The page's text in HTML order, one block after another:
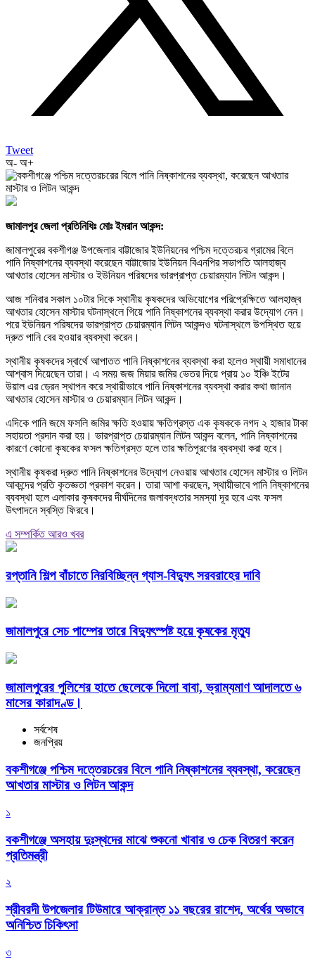
Tweet
অ- অ+
জামালপুর জেলা প্রতিনিধিঃ মোঃ ইমরান আকন্দ:
জামালপুরের বকশীগঞ্জ উপজেলার বাট্টাজোর ইউনিয়নের পশ্চিম দত্তেরচর গ্রামের বিলে
পানি নিষ্কাশনের ব্যবস্থা করেছেন বাট্টাজোর ইউনিয়ন বিএনপির সভাপতি আলহাজ্ব
আখতার হোসেন মাস্টার ও ইউনিয়ন পরিষদের ভারপ্রাপ্ত চেয়ারম্যান লিটন আকন্দ।
আজ শনিবার সকাল ১০টার দিকে স্থানীয় কৃষকদের অভিযোগের পরিপ্রেক্ষিতে আলহাজ্ব
আখতার হোসেন মাস্টার ঘটনাস্থলে গিয়ে পানি নিষ্কাশনের ব্যবস্থা করার উদ্যোগ নেন।
পরে ইউনিয়ন পরিষদের ভারপ্রাপ্ত চেয়ারম্যান লিটন আকন্দও ঘটনাস্থলে উপস্থিত হয়ে
দ্রুত পানি বের হওয়ার ব্যবস্থা করেন।
স্থানীয় কৃষকদের স্বার্থে আপাতত পানি নিষ্কাশনের ব্যবস্থা করা হলেও স্থায়ী সমাধানের
আশ্বাস দিয়েছেন তারা। এ সময় জজ মিয়ার জমির ভেতর দিয়ে প্রায় ১০ ইঞ্চি ইটের
উয়াল এর ড্রেন স্থাপন করে স্থায়ীভাবে পানি নিষ্কাশনের ব্যবস্থা করার কথা জানান
আখতার হোসেন মাস্টার ও চেয়ারম্যান লিটন আকন্দ।
এদিকে পানি জমে ফসলি জমির ক্ষতি হওয়ায় ক্ষতিগ্রস্ত এক কৃষককে নগদ ২ হাজার টাকা
সহায়তা প্রদান করা হয়। ভারপ্রাপ্ত চেয়ারম্যান লিটন আকন্দ বলেন, পানি নিষ্কাশনের
কারণে কোনো কৃষকের ফসল ক্ষতিগ্রস্ত হলে তার ক্ষতিপূরণের ব্যবস্থা করা হবে।
স্থানীয় কৃষকরা দ্রুত পানি নিষ্কাশনের উদ্যোগ নেওয়ায় আখতার হোসেন মাস্টার ও লিটন
আকন্দের প্রতি কৃতজ্ঞতা প্রকাশ করেন। তারা আশা করছেন, স্থায়ীভাবে পানি নিষ্কাশনের
ব্যবস্থা হলে এলাকার কৃষকদের দীর্ঘদিনের জলাবদ্ধতার সমস্যা দূর হবে এবং ফসল
উৎপাদনে স্বস্তি ফিরবে।
এ সম্পর্কিত আরও খবর
রপ্তানি শিল্প বাঁচাতে নিরবিচ্ছিন্ন গ্যাস-বিদ্যুৎ সরবরাহের দাবি
জামালপুরে সেচ পাম্পের তারে বিদ্যুৎস্পষ্ট হয়ে কৃষকের মৃত্যু
জামালপুরের পুলিশের হাতে ছেলেকে দিলো বাবা, ভ্রাম্যমাণ আদালতে ৬
মাসের কারাদণ্ড।
সর্বশেষ
জনপ্রিয়
বকশীগঞ্জে পশ্চিম দত্তেরচরের বিলে পানি নিষ্কাশনের ব্যবস্থা, করেছেন
আখতার মাস্টার ও লিটন আকন্দ
১
বকশীগঞ্জে অসহায় দুঃস্থদের মাঝে শুকনো খাবার ও চেক বিতরণ করেন
প্রতিমন্ত্রী
২
শ্রীবরদী উপজেলার টিউমারে আক্রান্ত ১১ বছরের রাশেদ, অর্থের অভাবে
অনিশ্চিত চিকিৎসা
৩